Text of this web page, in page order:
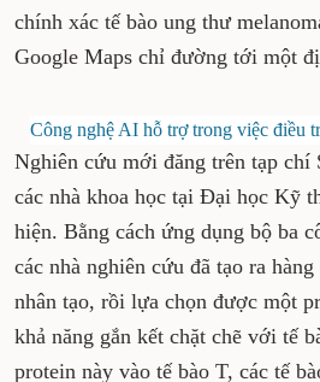
chính xác tế bào ung thư
Google Maps chỉ đường tới một
Công nghệ AI hỗ trợ trong việc điều
Nghiên cứu mới đăng trên tạp chí
các nhà khoa học tại Đại học Kỹ
hiện. Bằng cách ứng dụng bộ ba
các nhà nghiên cứu đã tạo ra
nhân tạo, rồi lựa chọn được một
khả năng gắn kết chặt chẽ với tế
protein này vào tế bào T, các tế